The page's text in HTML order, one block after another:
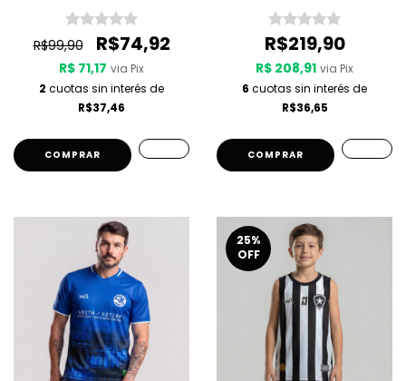
R$99,90 R$74,92
R$ 71,17 via Pix
2 cuotas sin interés de
R$37,46
COMPRAR
R$219,90
R$ 208,91 via Pix
6 cuotas sin interés de
R$36,65
COMPRAR
25%
OFF